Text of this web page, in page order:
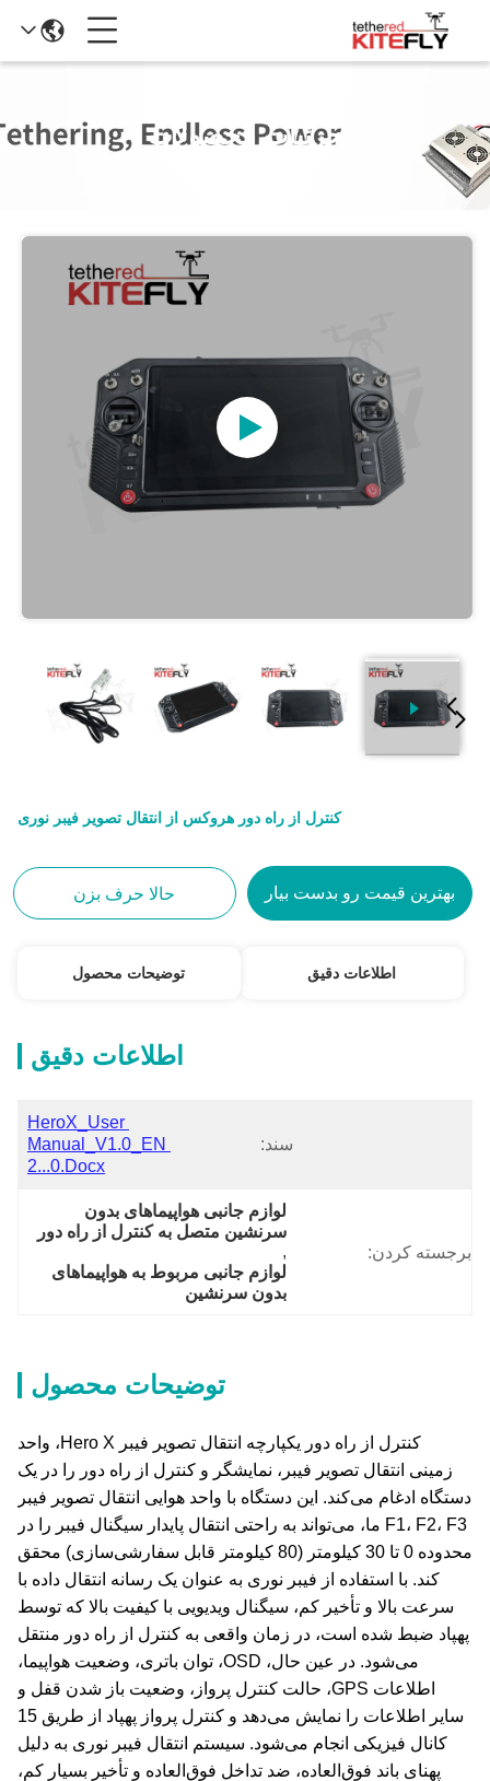
جزئیات محصولات
کنترل از راه دور هروکس از انتقال تصویر فیبر نوری
بهترین قیمت رو بدست بیار حالا حرف بزن
اطلاعات دقیق توضیحات محصول
اطلاعات دقیق
سند:
HeroX_User
Manual_V1.0_EN
2...0.docx
برجسته کردن:
سرنشین متصل به کنترل از راه دور
,
بدون سرنشین
توضیحات محصول
کنترل از راه دور یکپارچه انتقال تصویر فیبر Hero X، واحد
زمینی انتقال تصویر فیبر، نمایشگر و کنترل از راه دور را در یک
دستگاه ادغام می‌کند. این دستگاه با واحد هوایی انتقال تصویر فیبر
F1، F2، F3 ما، می‌تواند به راحتی انتقال پایدار سیگنال فیبر را در
محدوده 0 تا 30 کیلومتر (80 کیلومتر قابل سفارشی‌سازی) محقق
کند. با استفاده از فیبر نوری به عنوان یک رسانه انتقال داده با
سرعت بالا و تأخیر کم، سیگنال ویدیویی با کیفیت بالا که توسط
پهپاد ضبط شده است، در زمان واقعی به کنترل از راه دور منتقل
می‌شود. در عین حال، OSD، توان باتری، وضعیت هواپیما،
اطلاعات GPS، حالت کنترل پرواز، وضعیت باز شدن قفل و
سایر اطلاعات را نمایش می‌دهد و کنترل پرواز پهپاد از طریق 15
کانال فیزیکی انجام می‌شود. سیستم انتقال فیبر نوری به دلیل
پهنای باند فوق‌العاده، ضد تداخل فوق‌العاده و تأخیر بسیار کم،